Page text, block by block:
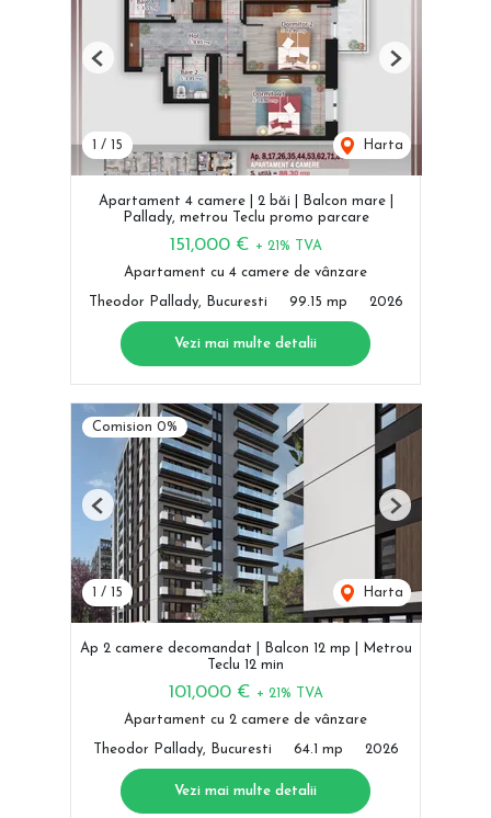
/ 15 Harta
Previous Next
Apartament 4 camere | 2 băi | Balcon mare |
Pallady, metrou Teclu promo parcare
151,000 € + 21% TVA
Apartament cu 4 camere de vânzare
Theodor Pallady, Bucuresti 99.15 mp 2026
Vezi mai multe detalii
Comision 0%
/ 15 Harta
Previous Next
Ap 2 camere decomandat | Balcon 12 mp | Metrou
Teclu 12 min
101,000 € + 21% TVA
Apartament cu 2 camere de vânzare
Theodor Pallady, Bucuresti 64.1 mp 2026
Vezi mai multe detalii